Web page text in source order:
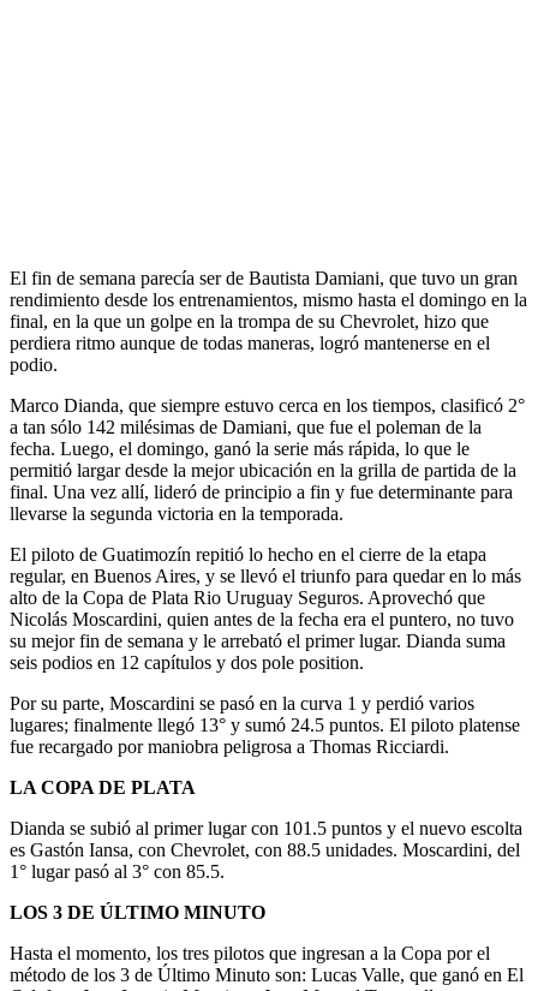
El fin de semana parecía ser de Bautista Damiani, que tuvo un gran
rendimiento desde los entrenamientos, mismo hasta el domingo en la
final, en la que un golpe en la trompa de su Chevrolet, hizo que
perdiera ritmo aunque de todas maneras, logró mantenerse en el
podio.
Marco Dianda, que siempre estuvo cerca en los tiempos, clasificó 2°
a tan sólo 142 milésimas de Damiani, que fue el poleman de la
fecha. Luego, el domingo, ganó la serie más rápida, lo que le
permitió largar desde la mejor ubicación en la grilla de partida de la
final. Una vez allí, lideró de principio a fin y fue determinante para
llevarse la segunda victoria en la temporada.
El piloto de Guatimozín repitió lo hecho en el cierre de la etapa
regular, en Buenos Aires, y se llevó el triunfo para quedar en lo más
alto de la Copa de Plata Rio Uruguay Seguros. Aprovechó que
Nicolás Moscardini, quien antes de la fecha era el puntero, no tuvo
su mejor fin de semana y le arrebató el primer lugar. Dianda suma
seis podios en 12 capítulos y dos pole position.
Por su parte, Moscardini se pasó en la curva 1 y perdió varios
lugares; finalmente llegó 13° y sumó 24.5 puntos. El piloto platense
fue recargado por maniobra peligrosa a Thomas Ricciardi.
LA COPA DE PLATA
Dianda se subió al primer lugar con 101.5 puntos y el nuevo escolta
es Gastón Iansa, con Chevrolet, con 88.5 unidades. Moscardini, del
1° lugar pasó al 3° con 85.5.
LOS 3 DE ÚLTIMO MINUTO
Hasta el momento, los tres pilotos que ingresan a la Copa por el
método de los 3 de Último Minuto son: Lucas Valle, que ganó en El